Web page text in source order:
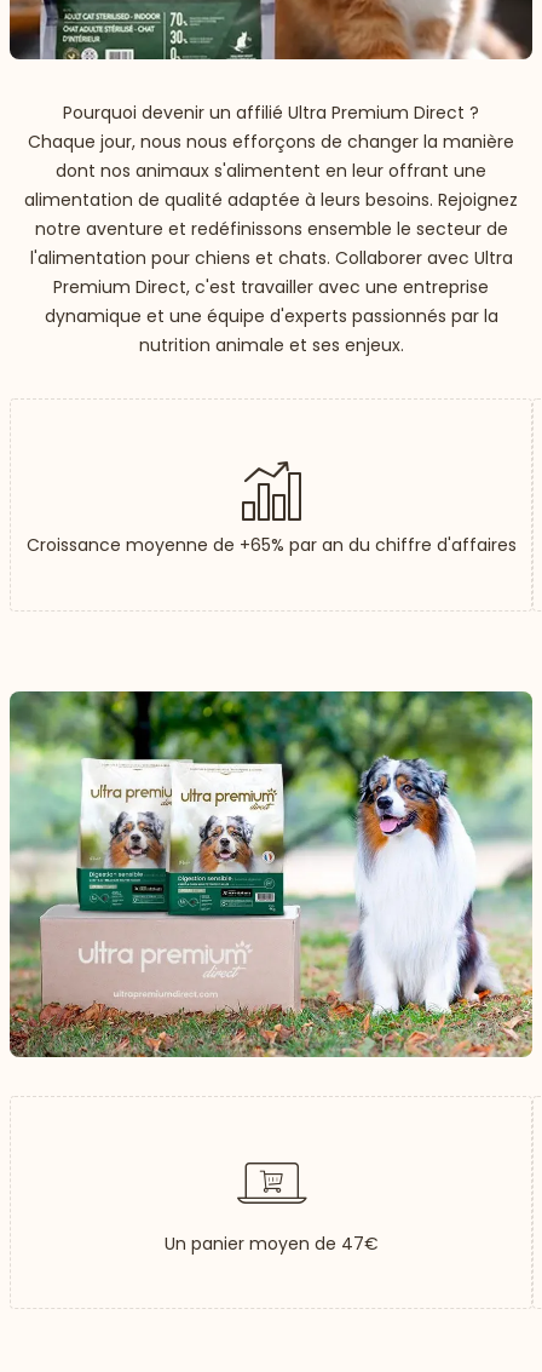
Pourquoi devenir un affilié Ultra Premium Direct ?
Chaque jour, nous nous efforçons de changer la manière
dont nos animaux s'alimentent en leur offrant une
alimentation de qualité adaptée à leurs besoins. Rejoignez
notre aventure et redéfinissons ensemble le secteur de
l'alimentation pour chiens et chats. Collaborer avec Ultra
Premium Direct, c'est travailler avec une entreprise
dynamique et une équipe d'experts passionnés par la
nutrition animale et ses enjeux.
Croissance moyenne de +65% par an du chiffre d'affaires
Un panier moyen de 47€